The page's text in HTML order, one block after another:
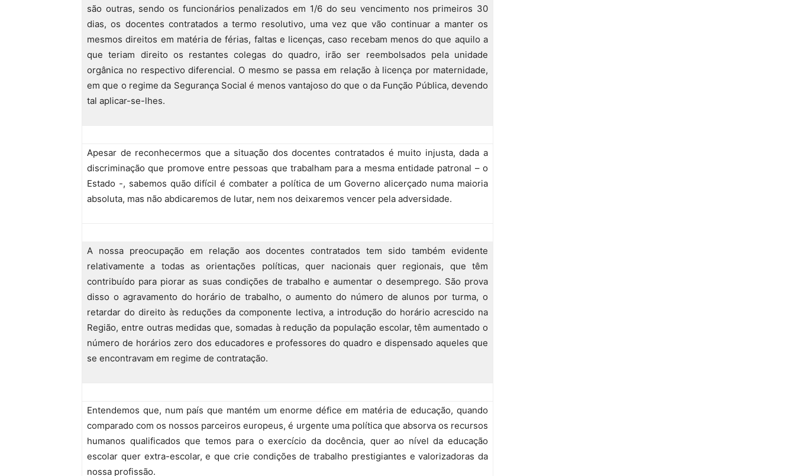
são outras, sendo os funcionários penalizados em 1/6 do seu vencimento nos primeiros 30
dias, os docentes contratados a termo resolutivo, uma vez que vão continuar a manter os
mesmos direitos em matéria de férias, faltas e licenças, caso recebam menos do que aquilo a
que teriam direito os restantes colegas do quadro, irão ser reembolsados pela unidade
orgânica no respectivo diferencial. O mesmo se passa em relação à licença por maternidade,
em que o regime da Segurança Social é menos vantajoso do que o da Função Pública, devendo
tal aplicar-se-lhes.
Apesar de reconhecermos que a situação dos docentes contratados é muito injusta, dada a
discriminação que promove entre pessoas que trabalham para a mesma entidade patronal – o
Estado -, sabemos quão difícil é combater a política de um Governo alicerçado numa maioria
absoluta, mas não abdicaremos de lutar, nem nos deixaremos vencer pela adversidade.
A nossa preocupação em relação aos docentes contratados tem sido também evidente
relativamente a todas as orientações políticas, quer nacionais quer regionais, que têm
contribuído para piorar as suas condições de trabalho e aumentar o desemprego. São prova
disso o agravamento do horário de trabalho, o aumento do número de alunos por turma, o
retardar do direito às reduções da componente lectiva, a introdução do horário acrescido na
Região, entre outras medidas que, somadas à redução da população escolar, têm aumentado o
número de horários zero dos educadores e professores do quadro e dispensado aqueles que
se encontravam em regime de contratação.
Entendemos que, num país que mantém um enorme défice em matéria de educação, quando
comparado com os nossos parceiros europeus, é urgente uma política que absorva os recursos
humanos qualificados que temos para o exercício da docência, quer ao nível da educação
escolar quer extra-escolar, e que crie condições de trabalho prestigiantes e valorizadoras da
nossa profissão.